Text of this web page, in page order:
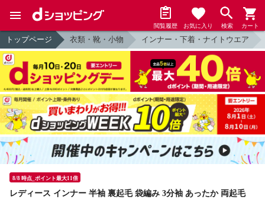
閲覧履歴 お気に入り 検索 カート
トップページ 衣類・靴・小物 インナー・下着・ナイトウエア
8/8 時点_ポイント最大11倍
レディース インナー 半袖 裏起毛 袋編み 3分袖 あったか 両起毛